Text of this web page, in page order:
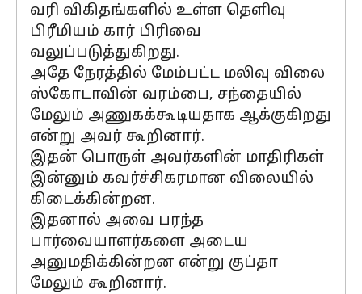
வரி விகிதங்களில் உள்ள தெளிவு
பிரீமியம் கார் பிரிவை
வலுப்படுத்துகிறது.
அதே நேரத்தில் மேம்பட்ட மலிவு விலை
ஸ்கோடாவின் வரம்பை, சந்தையில்
மேலும் அணுகக்கூடியதாக ஆக்குகிறது
என்று அவர் கூறினார்.
இதன் பொருள் அவர்களின் மாதிரிகள்
இன்னும் கவர்ச்சிகரமான விலையில்
கிடைக்கின்றன.
இதனால் அவை பரந்த
பார்வையாளர்களை அடைய
அனுமதிக்கின்றன என்று குப்தா
மேலும் கூறினார்.